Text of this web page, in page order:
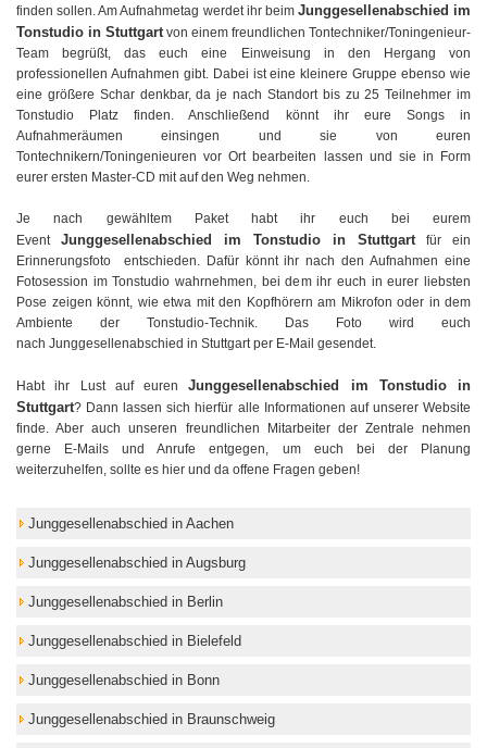
finden sollen. Am Aufnahmetag werdet ihr beim Junggesellenabschied im
Tonstudio in Stuttgartvon einem freundlichen Tontechniker/Toningenieur-
Team begrüßt, das euch eine Einweisung in den Hergang von
professionellen Aufnahmen gibt. Dabei ist eine kleinere Gruppe ebenso wie
eine größere Schar denkbar, da je nach Standort bis zu 25 Teilnehmer im
Tonstudio Platz finden. Anschließend könnt ihr eure Songs in
Aufnahmeräumen einsingen und sie von euren
Tontechnikern/Toningenieuren vor Ort bearbeiten lassen und sie in Form
eurer ersten Master-CD mit auf den Weg nehmen.
Je nach gewähltem Paket habt ihr euch bei eurem
Event Junggesellenabschied im Tonstudio in Stuttgartfür ein
Erinnerungsfoto entschieden. Dafür könnt ihr nach den Aufnahmen eine
Fotosession im Tonstudio wahrnehmen, bei dem ihr euch in eurer liebsten
Pose zeigen könnt, wie etwa mit den Kopfhörern am Mikrofon oder in dem
Ambiente der Tonstudio-Technik. Das Foto wird euch
nach Junggesellenabschied in Stuttgart per E-Mail gesendet.
Habt ihr Lust auf eurenJunggesellenabschied im Tonstudio in
Stuttgart? Dann lassen sich hierfür alle Informationen auf unserer Website
finde. Aber auch unseren freundlichen Mitarbeiter der Zentrale nehmen
gerne E-Mails und Anrufe entgegen, um euch bei der Planung
weiterzuhelfen, sollte es hier und da offene Fragen geben!
Junggesellenabschied in Aachen
Junggesellenabschied in Augsburg
Junggesellenabschied in Berlin
Junggesellenabschied in Bielefeld
Junggesellenabschied in Bonn
Junggesellenabschied in Braunschweig